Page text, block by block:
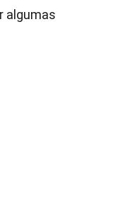
algumas